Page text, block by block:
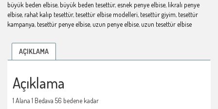
büyük beden elbise, büyük beden tesettür, esnek penye elbise, likralı penye
elbise, rahat kalıp tesettür, tesettür elbise modelleri, tesettür giyim, tesettür
kampanya, tesettür penye elbise, uzun penye elbise, uzun tesettür elbise
AÇIKLAMA
Açıklama
1 Alana 1 Bedava 56 bedene kadar